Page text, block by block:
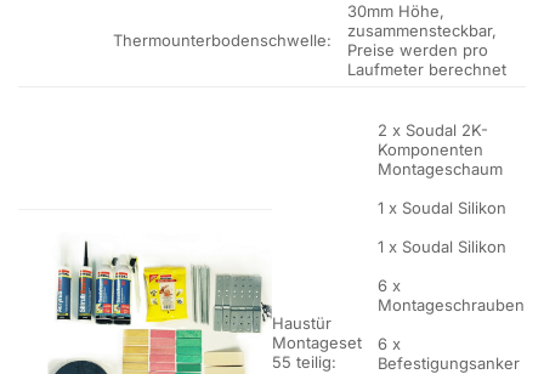
Thermounterbodenschwelle:
30mm Höhe,
zusammensteckbar,
Preise werden pro
Laufmeter berechnet
Haustür
Montageset
55 teilig:
2 x Soudal 2K-
Komponenten
Montageschaum
1 x Soudal Silikon
1 x Soudal Silikon
6 x
Montageschrauben
6 x
Befestigungsanker